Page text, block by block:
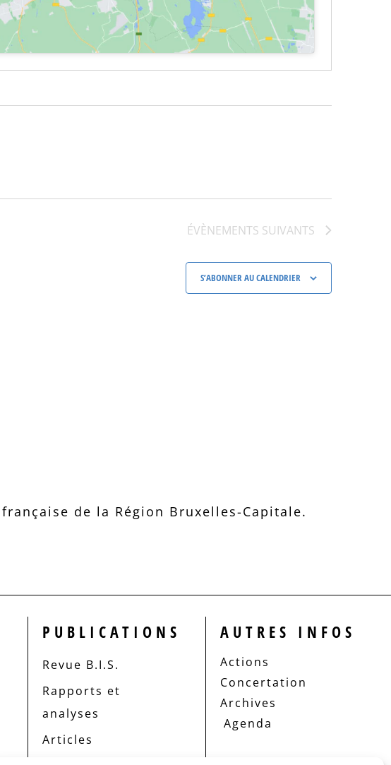
ÉVÈNEMENTS SUIVANTS
S’ABONNER AU CALENDRIER
de la Région Bruxelles-Capitale.
PUBLICATIONS
Revue B.I.S.
Rapports et
analyses
Articles
AUTRES INFOS
Actions
Concertation
Archives
Agenda